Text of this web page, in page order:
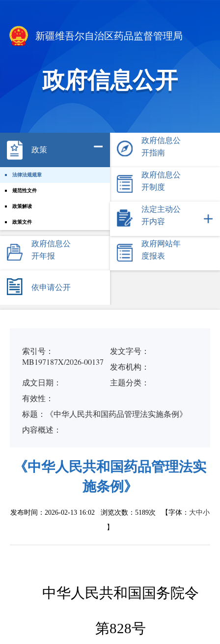
新疆维吾尔自治区药品监督管理局
政府信息公开
政策
法律法规规章
规范性文件
政策解读
政策文件
政府信息公
开指南
政府信息公
开制度
法定主动公
开内容
政府信息公
开年报
政府网站年
度报表
依申请公开
索引号：
MB197187X/2026-00137
发文字号：
发布机构：
成文日期：
主题分类：
有效性：
标题：
《中华人民共和国药品管理法实施条例》
内容概述：
《中华人民共和国药品管理法实
施条例》
发布时间：2026-02-13 16:02 浏览次数： 5189次 【字体： 大中小
】
中华人民共和国国务院令
第828号